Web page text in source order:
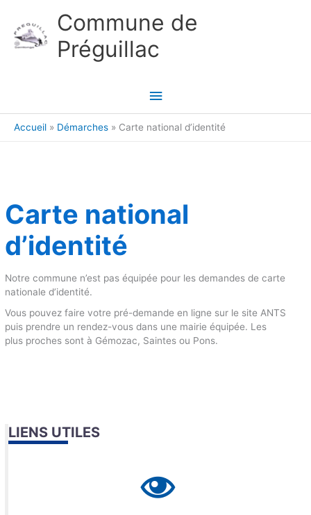
Commune de
Préguillac
Menu
principal
Accueil Démarches Carte national d’identité
Carte national
d’identité
Notre commune n’est pas équipée pour les demandes de carte
nationale d’identité.
Vous pouvez faire votre pré-demande en ligne sur le site ANTS
puis prendre un rendez-vous dans une mairie équipée. Les
plus proches sont à Gémozac, Saintes ou Pons.
LIENS UTILES